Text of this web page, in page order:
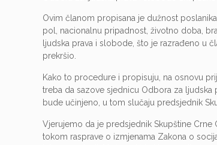
Ovim članom propisana je dužnost
pol, nacionalnu pripadnost, životno doba,
ljudska prava i slobode, što je razrađeno u
prekršio.
Kako to procedure i propisuju, na osnovu
treba da sazove sjednicu Odbora za
bude učinjeno, u tom slučaju predsjednik
Vjerujemo da je predsjednik Skupštine
tokom rasprave o izmjenama Zakona o